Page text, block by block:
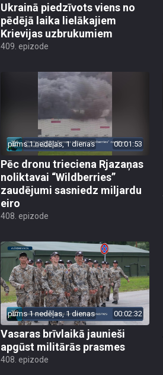
Ukrainā piedzīvots viens no
pēdējā laika lielākajiem
Krievijas uzbrukumiem
409. epizode
pirms 1 nedēļas, 1 dienas 00:01:53
Pēc dronu trieciena Rjazaņas
noliktavai “Wildberries”
zaudējumi sasniedz miljardu
eiro
408. epizode
pirms 1 nedēļas, 1 dienas 00:02:32
Vasaras brīvlaikā jaunieši
apgūst militārās prasmes
408. epizode